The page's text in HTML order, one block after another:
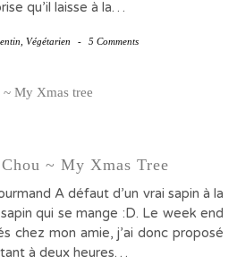
qu’il laisse à la…
Végétarien - 5 Comments
~ My Xmas Tree
A défaut d’un vrai sapin à la
qui se mange :D. Le week end
chez mon amie, j’ai donc proposé
à deux heures…